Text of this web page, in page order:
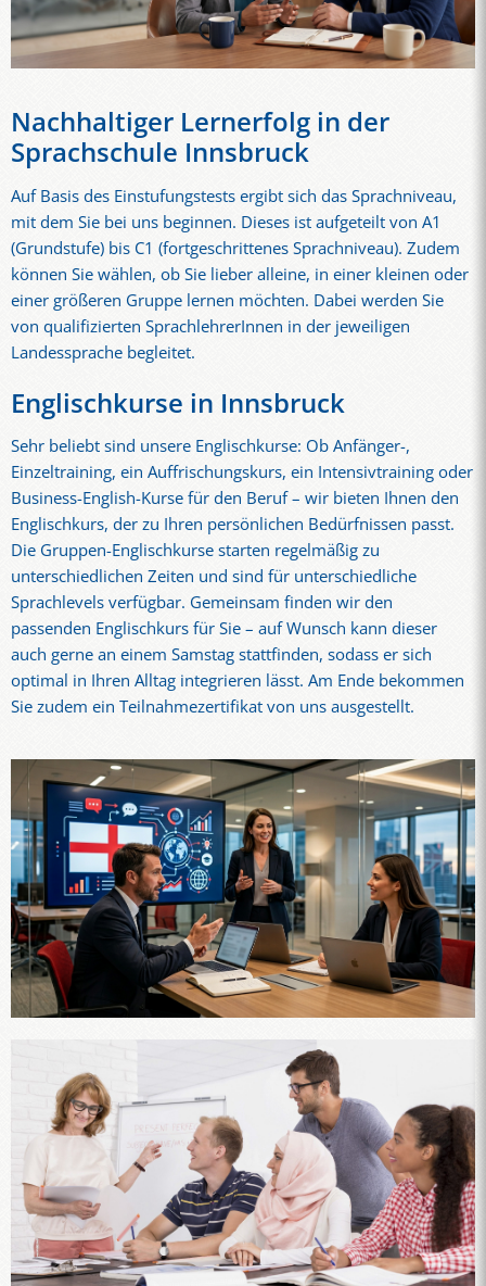
Nachhaltiger Lernerfolg in der
Sprachschule Innsbruck
Auf Basis des Einstufungstests ergibt sich das Sprachniveau,
mit dem Sie bei uns beginnen. Dieses ist aufgeteilt von A1
(Grundstufe) bis C1 (fortgeschrittenes Sprachniveau). Zudem
können Sie wählen, ob Sie lieber alleine, in einer kleinen oder
einer größeren Gruppe lernen möchten. Dabei werden Sie
von qualifizierten SprachlehrerInnen in der jeweiligen
Landessprache begleitet.
Englischkurse in Innsbruck
Sehr beliebt sind unsere Englischkurse: Ob Anfänger-,
Einzeltraining, ein Auffrischungskurs, ein Intensivtraining oder
Business-English-Kurse für den Beruf – wir bieten Ihnen den
Englischkurs, der zu Ihren persönlichen Bedürfnissen passt.
Die Gruppen-Englischkurse starten regelmäßig zu
unterschiedlichen Zeiten und sind für unterschiedliche
Sprachlevels verfügbar. Gemeinsam finden wir den
passenden Englischkurs für Sie – auf Wunsch kann dieser
auch gerne an einem Samstag stattfinden, sodass er sich
optimal in Ihren Alltag integrieren lässt. Am Ende bekommen
Sie zudem ein Teilnahmezertifikat von uns ausgestellt.